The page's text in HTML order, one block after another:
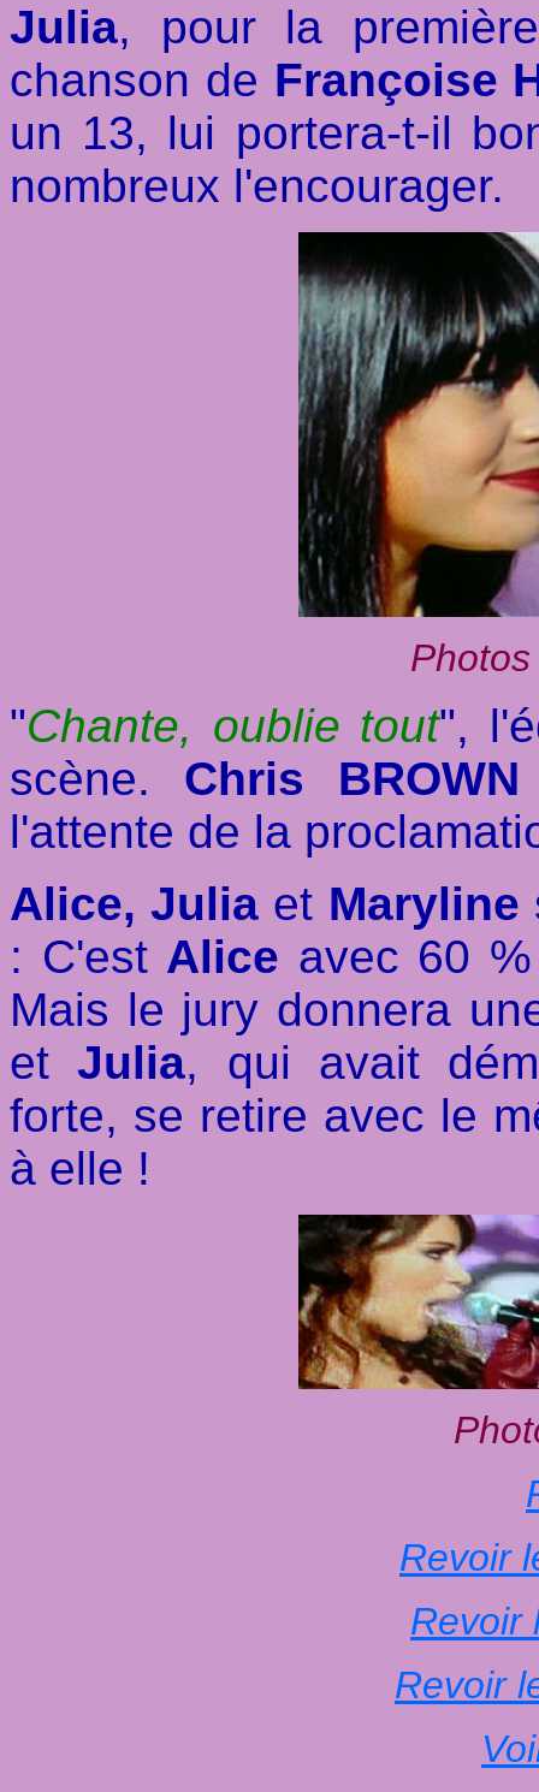
Julia, pour la
chanson de Françoise
un 13, lui portera-t-il
nombreux l'encourager.
"Chante, oublie tout",
scène. Chris BROWN
l'attente de la
Alice, Julia et Maryline
: C'est Alice avec 60
Mais le jury donnera
etJulia, qui avait
forte, se retire avec le
à elle !
Revoir
Revoir
Revoir
V